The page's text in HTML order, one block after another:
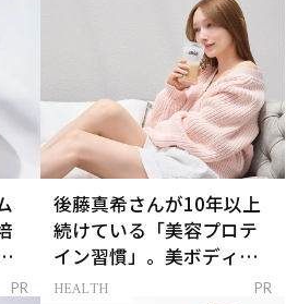
PR
後藤真希さんが10年以上
続けている「美容プロテ
イン習慣」。美ボディを
支える朝ルーティンと
HEALTH PR